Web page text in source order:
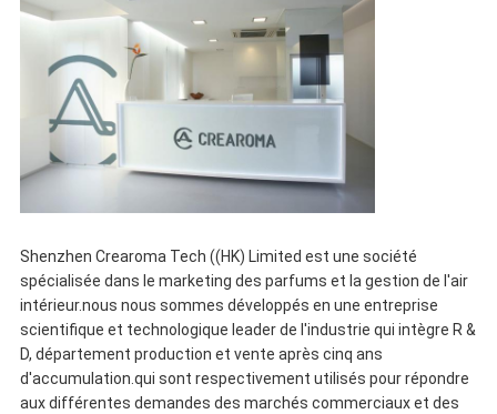
Shenzhen Crearoma Tech ((HK) Limited est une société
spécialisée dans le marketing des parfums et la gestion de l'air
intérieur.nous nous sommes développés en une entreprise
scientifique et technologique leader de l'industrie qui intègre R &
D, département production et vente après cinq ans
d'accumulation.qui sont respectivement utilisés pour répondre
aux différentes demandes des marchés commerciaux et des